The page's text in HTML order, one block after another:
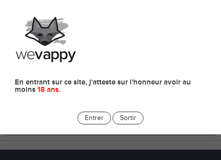
En entrant sur ce site, j'atteste sur l'honneur avoir au
moins 18 ans.
Entrer Sortir
Accessoires